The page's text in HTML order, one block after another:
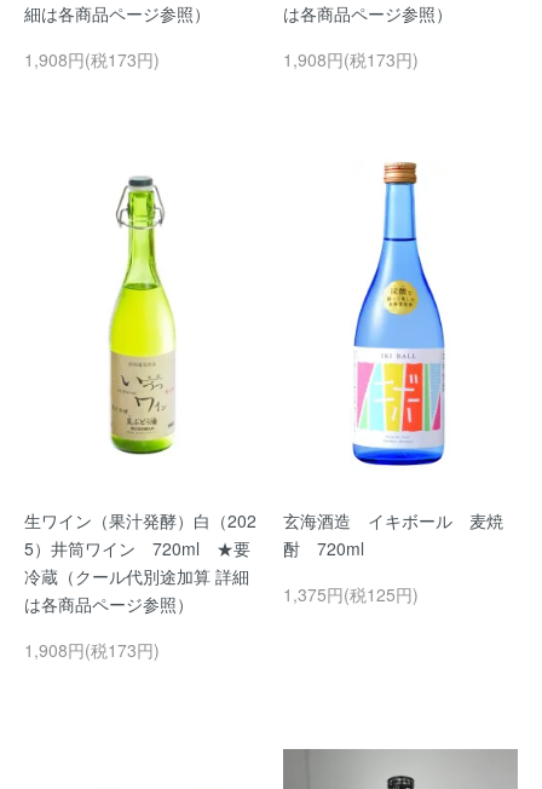
細は各商品ページ参照）
1,908円(税173円)
は各商品ページ参照）
1,908円(税173円)
生ワイン（果汁発酵）白（202
5）井筒ワイン 720ml ★要
冷蔵（クール代別途加算 詳細
は各商品ページ参照）
1,908円(税173円)
玄海酒造 イキボール 麦焼
酎 720ml
1,375円(税125円)